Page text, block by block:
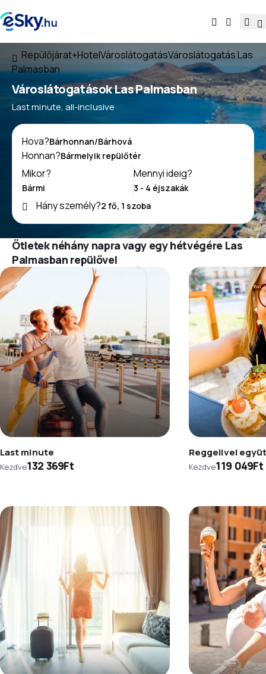
Repülőjárat+HotelVároslátogatásVároslátogatás Las
Palmasban
Városlátogatások Las Palmasban
Last minute, all-inclusive
Hova?
Honnan?
Mikor?
Mennyi ideig?
Hány személy?
Ötletek néhány napra vagy egy hétvégére Las
Palmasban repülővel
Last minute
Kezdve132 369Ft
Reggelivel
Kezdve119 049Ft